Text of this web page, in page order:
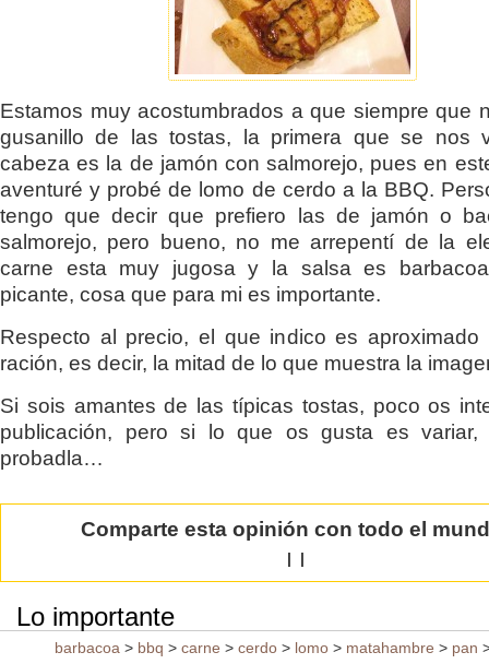
Estamos muy acostumbrados a que siempre que
gusanillo de las tostas, la primera que se nos
cabeza es la de jamón con salmorejo, pues en
aventuré y probé de lomo de cerdo a la BBQ.
tengo que decir que prefiero las de jamón o
salmorejo, pero bueno, no me arrepentí de la
carne esta muy jugosa y la salsa es
picante, cosa que para mi es importante.
Respecto al precio, el que indico es
ración, es decir, la mitad de lo que muestra la
Si sois amantes de las típicas tostas, poco os
publicación, pero si lo que os gusta es variar,
probadla…
Comparte esta opinión con todo el
| |
Lo importante
barbacoa > bbq > carne > cerdo > lomo > matahambre > pan